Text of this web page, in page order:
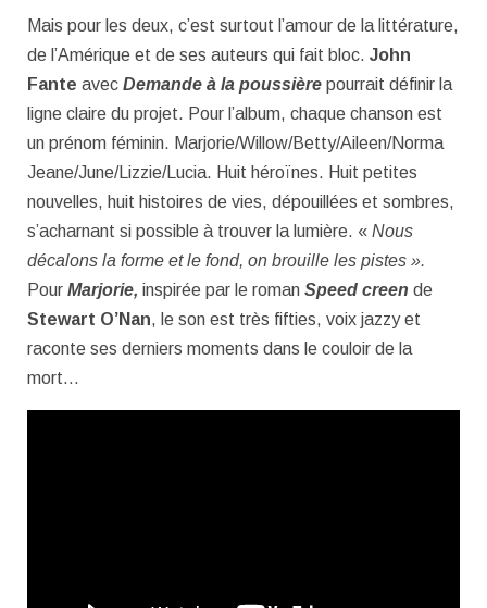
Mais pour les deux, c’est surtout l’amour de la littérature,
de l’Amérique et de ses auteurs qui fait bloc. John
Fante avec Demande à la poussière pourrait définir la
ligne claire du projet. Pour l’album, chaque chanson est
un prénom féminin. Marjorie/Willow/Betty/Aileen/Norma
Jeane/June/Lizzie/Lucia. Huit héroïnes. Huit petites
nouvelles, huit histoires de vies, dépouillées et sombres,
s’acharnant si possible à trouver la lumière. « Nous
décalons la forme et le fond, on brouille les pistes ».
Pour Marjorie, inspirée par le roman Speed creen de
Stewart O’Nan, le son est très fifties, voix jazzy et
raconte ses derniers moments dans le couloir de la
mort…